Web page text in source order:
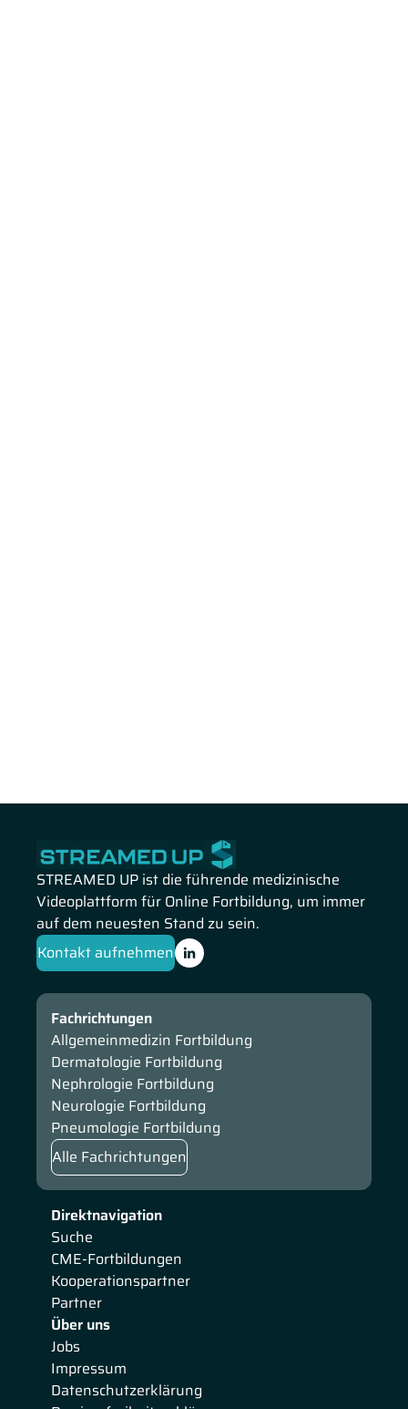
STREAMED UP ist die führende medizinische
Videoplattform für Online Fortbildung, um immer
auf dem neuesten Stand zu sein.
Kontakt aufnehmen
Direktnavigation
Suche
CME-Fortbildungen
Kooperationspartner
Partner
Über uns
Jobs
Impressum
Datenschutzerklärung
Fachrichtungen
Allgemeinmedizin Fortbildung
Dermatologie Fortbildung
Nephrologie Fortbildung
Neurologie Fortbildung
Pneumologie Fortbildung
Alle Fachrichtungen